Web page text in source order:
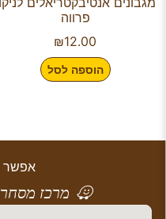
פרווה
₪12.00
הוספה לסל
אפשר
מרכז